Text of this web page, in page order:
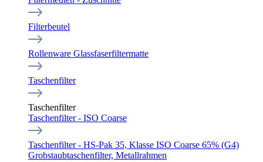
Filterbeutel
Rollenware Glassfaserfiltermatte
Taschenfilter
Taschenfilter
Taschenfilter - ISO Coarse
Taschenfilter - HS-Pak 35, Klasse ISO Coarse 65% (G4)
Grobstaubtaschenfilter, Metallrahmen